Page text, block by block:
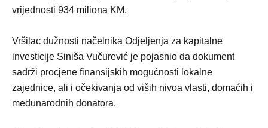
vrijednosti 934 miliona KM.
Vršilac dužnosti načelnika Odjeljenja za kapitalne
investicije Siniša Vučurević je pojasnio da dokument
sadrži procjene finansijskih mogućnosti lokalne
zajednice, ali i očekivanja od viših nivoa vlasti, domaćih i
međunarodnih donatora.